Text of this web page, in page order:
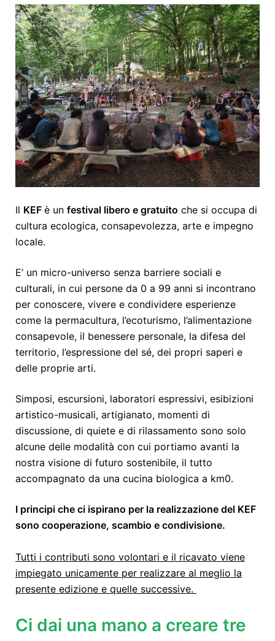
Il KEF è un festival libero e gratuito che si occupa di
cultura ecologica, consapevolezza, arte e impegno
locale.
E’ un micro-universo senza barriere sociali e
culturali, in cui persone da 0 a 99 anni si incontrano
per conoscere, vivere e condividere esperienze
come la permacultura, l’ecoturismo, l’alimentazione
consapevole, il benessere personale, la difesa del
territorio, l’espressione del sé, dei propri saperi e
delle proprie arti.
Simposi, escursioni, laboratori espressivi, esibizioni
artistico-musicali, artigianato, momenti di
discussione, di quiete e di rilassamento sono solo
alcune delle modalità con cui portiamo avanti la
nostra visione di futuro sostenibile, il tutto
accompagnato da una cucina biologica a km0.
I principi che ci ispirano per la realizzazione del KEF
sono cooperazione, scambio e condivisione.
Tutti i contributi sono volontari e il ricavato viene
impiegato unicamente per realizzare al meglio la
presente edizione e quelle successive.
Ci dai una mano a creare tre